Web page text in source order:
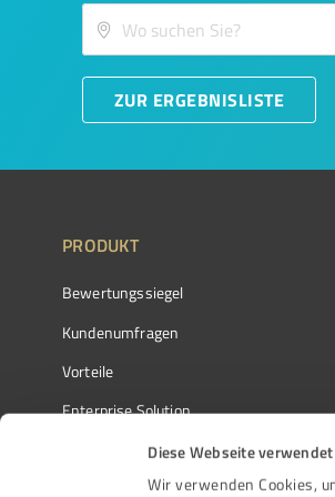
Diese Webseite verwendet
Wir verwenden Cookies,
ZUR ERGEBNISLISTE
PRODUKT
Bewertungssiegel
Kundenumfragen
Vorteile
Enterprise Solution
Partnerprogramm
Auszeichnungen